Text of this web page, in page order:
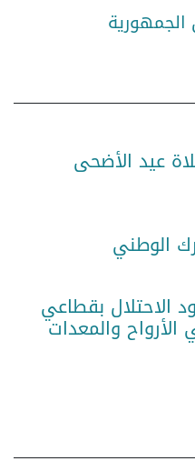
عيد الأضحى
الوطني
الاحتلال بقطاعي
والمعدات